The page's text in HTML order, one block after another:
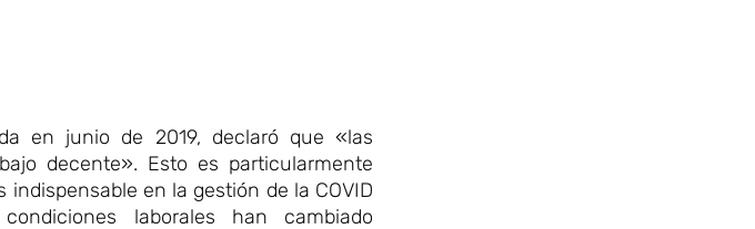
en junio de 2019, declaró que «las
decente». Esto es particularmente
en la gestión de la COVID
laborales han cambiado